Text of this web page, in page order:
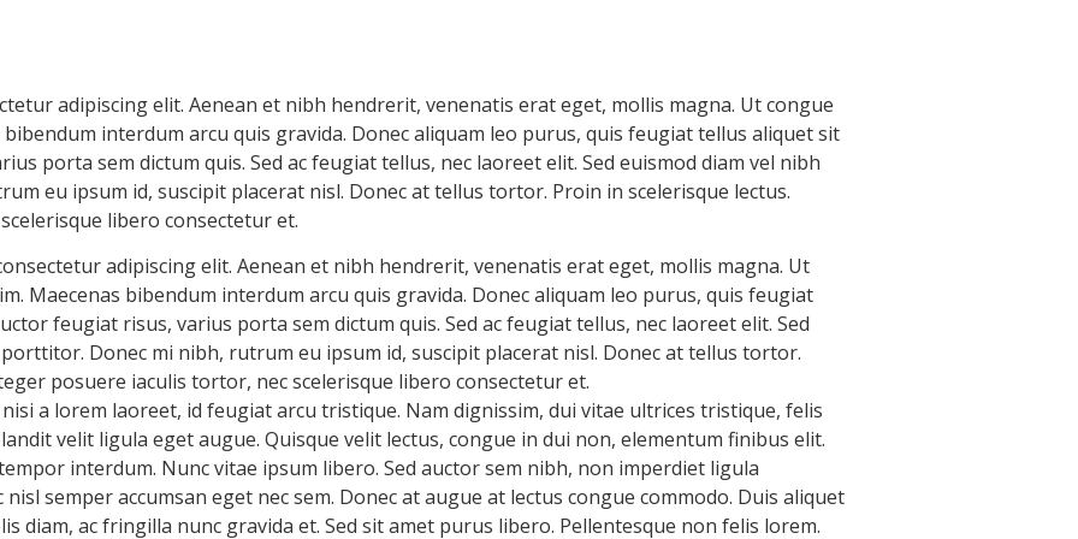
adipiscing elit. Aenean et nibh hendrerit, venenatis erat eget, mollis magna. Ut congue
interdum arcu quis gravida. Donec aliquam leo purus, quis feugiat tellus aliquet sit
porta sem dictum quis. Sed ac feugiat tellus, nec laoreet elit. Sed euismod diam vel nibh
eu ipsum id, suscipit placerat nisl. Donec at tellus tortor. Proin in scelerisque lectus.
libero consectetur et.
adipiscing elit. Aenean et nibh hendrerit, venenatis erat eget, mollis magna. Ut
Maecenas bibendum interdum arcu quis gravida. Donec aliquam leo purus, quis feugiat
feugiat risus, varius porta sem dictum quis. Sed ac feugiat tellus, nec laoreet elit. Sed
Donec mi nibh, rutrum eu ipsum id, suscipit placerat nisl. Donec at tellus tortor.
posuere iaculis tortor, nec scelerisque libero consectetur et.
a lorem laoreet, id feugiat arcu tristique. Nam dignissim, dui vitae ultrices tristique, felis
velit ligula eget augue. Quisque velit lectus, congue in dui non, elementum finibus elit.
interdum. Nunc vitae ipsum libero. Sed auctor sem nibh, non imperdiet ligula
semper accumsan eget nec sem. Donec at augue at lectus congue commodo. Duis aliquet
diam, ac fringilla nunc gravida et. Sed sit amet purus libero. Pellentesque non felis lorem.